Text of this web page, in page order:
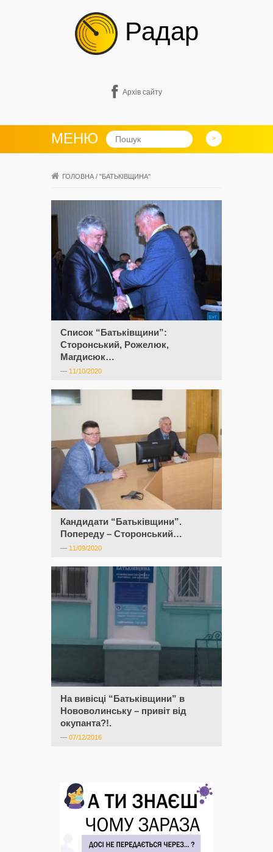
Радар
Архів сайту
МЕНЮ
ГОЛОВНА / "БАТЬКІВЩИНА"
Список “Батьківщини”:
Сторонський, Рожелюк,
Магдисюк…
— 11/10/2020
Кандидати “Батьківщини”.
Попереду – Сторонський…
— 11/09/2020
На вивісці “Батьківщини” в
Нововолинську – привіт від
окупанта?!.
— 07/12/2016